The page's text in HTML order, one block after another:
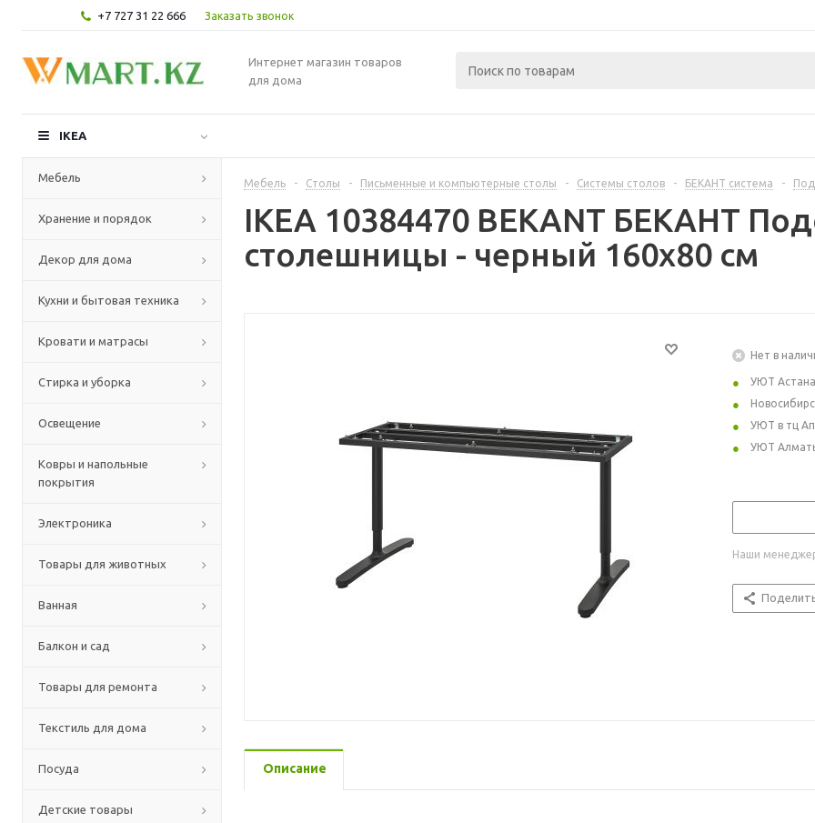
+7 727 31 22 666 Заказать звонок
Интернет магазин товаров
для дома
IKEA
Мебель
Хранение и порядок
Декор для дома
Кухни и бытовая техника
Кровати и матрасы
Стирка и уборка
Освещение
Ковры и напольные
покрытия
Электроника
Товары для животных
Ванная
Балкон и сад
Товары для ремонта
Текстиль для дома
Посуда
Детские товары
Мебель - Столы - Письменные и компьютерные столы - Системы столов - БЕКАНТ система -
IKEA 10384470 BEKANT БЕКАНТ
столешницы - черный 160x80 см
Нет в
УЮТ Астана
УЮТ в тц
УЮТ
Наши
Описание